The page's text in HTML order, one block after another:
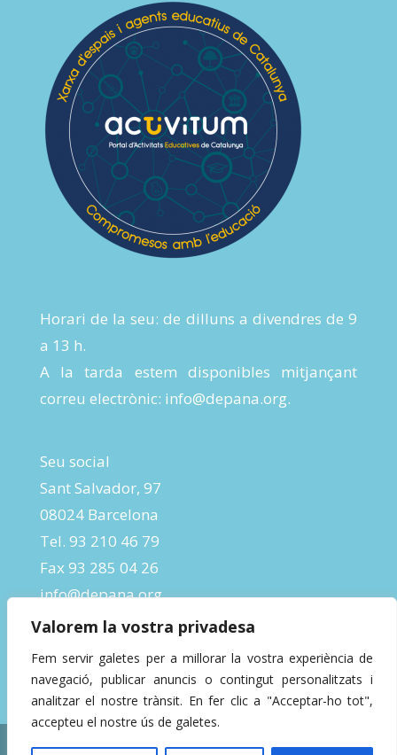
Valorem la vostra privadesa
Fem servir galetes per a millorar la vostra experiència de
navegació, publicar anuncis o contingut personalitzats i
analitzar el nostre trànsit. En fer clic a "Acceptar-ho tot",
accepteu el nostre ús de galetes.
Horari de la seu: de dilluns a divendres de 9
a 13 h.
A la tarda estem disponibles mitjançant
correu electrònic: info@depana.org.
Seu social
Sant Salvador, 97
08024 Barcelona
Tel. 93 210 46 79
Fax 93 285 04 26
info@depana.org
Designed byInBeta Crafts| Powered by